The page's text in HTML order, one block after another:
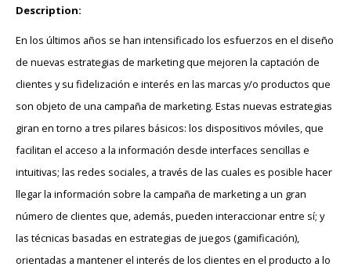
Description:
En los últimos años se han intensificado los esfuerzos en el diseño
de nuevas estrategias de marketing que mejoren la captación de
clientes y su fidelización e interés en las marcas y/o productos que
son objeto de una campaña de marketing. Estas nuevas estrategias
giran en torno a tres pilares básicos: los dispositivos móviles, que
facilitan el acceso a la información desde interfaces sencillas e
intuitivas; las redes sociales, a través de las cuales es posible hacer
llegar la información sobre la campaña de marketing a un gran
número de clientes que, además, pueden interaccionar entre sí; y
las técnicas basadas en estrategias de juegos (gamificación),
orientadas a mantener el interés de los clientes en el producto a lo